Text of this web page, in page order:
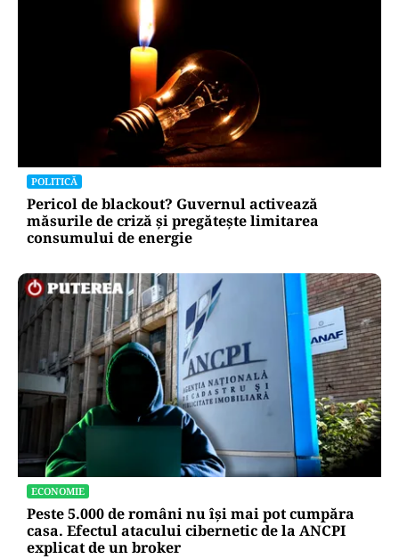
POLITICĂ
Pericol de blackout? Guvernul activează
măsurile de criză și pregătește limitarea
consumului de energie
ECONOMIE
Peste 5.000 de români nu își mai pot cumpăra
casa. Efectul atacului cibernetic de la ANCPI
explicat de un broker